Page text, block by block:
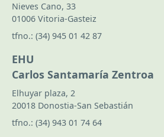
Nieves Cano, 33
01006 Vitoria-Gasteiz
tfno.: (34) 945 01 42 87
EHU
Carlos Santamaría Zentroa
Elhuyar plaza, 2
20018 Donostia-San Sebastián
tfno.: (34) 943 01 74 64